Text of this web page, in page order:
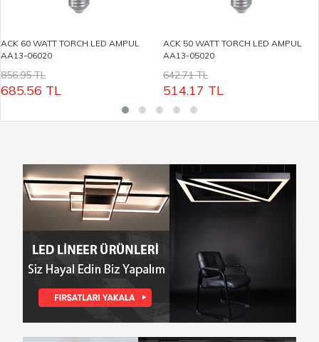
ACK 60 WATT TORCH LED AMPUL
AA13-06020
856.95 TL
685.56 TL
ACK 50 WATT TORCH LED AMPUL
AA13-05020
642.71 TL
514.17 TL